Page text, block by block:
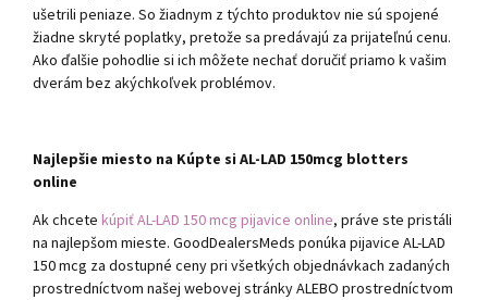
ušetrili peniaze. So žiadnym z týchto produktov nie sú spojené
žiadne skryté poplatky, pretože sa predávajú za prijateľnú cenu.
Ako ďalšie pohodlie si ich môžete nechať doručiť priamo k vašim
dverám bez akýchkoľvek problémov.
Najlepšie miesto na Kúpte si AL-LAD 150mcg blotters
online
Ak chcete kúpiť AL-LAD 150 mcg pijavice online, práve ste pristáli
na najlepšom mieste. GoodDealersMeds ponúka pijavice AL-LAD
150 mcg za dostupné ceny pri všetkých objednávkach zadaných
prostredníctvom našej webovej stránky ALEBO prostredníctvom